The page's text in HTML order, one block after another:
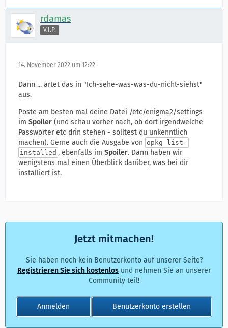
rdamas
V.I.P.
14. November 2022 um 12:22
Dann ... artet das in "Ich-sehe-was-was-du-nicht-siehst"
aus.
Poste am besten mal deine Datei /etc/enigma2/settings
im Spoiler (und schau vorher nach, ob dort irgendwelche
Passwörter etc drin stehen - solltest du unkenntlich
machen). Gerne auch die Ausgabe von opkg list-
installed , ebenfalls im Spoiler. Dann haben wir
wenigstens mal einen Überblick darüber, was bei dir
installiert ist.
Jetzt mitmachen!
Sie haben noch kein Benutzerkonto auf unserer Seite?
Registrieren Sie sich kostenlos und nehmen Sie an unserer
Community teil!
Benutzerkonto erstellen
Anmelden